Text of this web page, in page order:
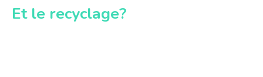
Et le recyclage?